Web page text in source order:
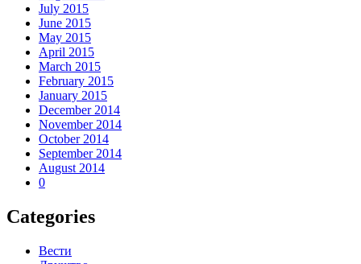
July 2015
June 2015
May 2015
April 2015
March 2015
February 2015
January 2015
December 2014
November 2014
October 2014
September 2014
August 2014
0
Categories
Вести